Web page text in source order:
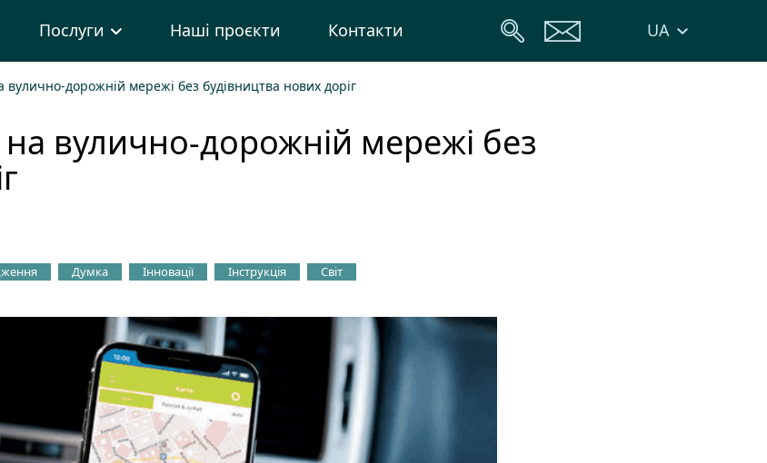
Послуги Наші проєкти Контакти UA
дорожній мережі без будівництва нових доріг
вулично-дорожній мережі без
Думка Інновації Інструкція Світ